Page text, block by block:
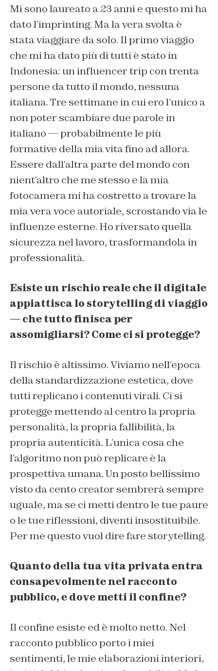
Mi sono laureato a 23 anni e questo mi ha
dato l’imprinting. Ma la vera svolta è
stata viaggiare da solo. Il primo viaggio
che mi ha dato più di tutti è stato in
Indonesia: un influencer trip con trenta
persone da tutto il mondo, nessuna
italiana. Tre settimane in cui ero l’unico a
non poter scambiare due parole in
italiano — probabilmente le più
formative della mia vita fino ad allora.
Essere dall’altra parte del mondo con
nient’altro che me stesso e la mia
fotocamera mi ha costretto a trovare la
mia vera voce autoriale, scrostando via le
influenze esterne. Ho riversato quella
sicurezza nel lavoro, trasformandola in
professionalità.
Esiste un rischio reale che il digitale
appiattisca lo storytelling di viaggio
— che tutto finisca per
assomigliarsi? Come ci si protegge?
Il rischio è altissimo. Viviamo nell’epoca
della standardizzazione estetica, dove
tutti replicano i contenuti virali. Ci si
protegge mettendo al centro la propria
personalità, la propria fallibilità, la
propria autenticità. L’unica cosa che
l’algoritmo non può replicare è la
prospettiva umana. Un posto bellissimo
visto da cento creator sembrerà sempre
uguale, ma se ci metti dentro le tue paure
o le tue riflessioni, diventi insostituibile.
Per me questo vuol dire fare storytelling.
Quanto della tua vita privata entra
consapevolmente nel racconto
pubblico, e dove metti il confine?
Il confine esiste ed è molto netto. Nel
racconto pubblico porto i miei
sentimenti, le mie elaborazioni interiori,